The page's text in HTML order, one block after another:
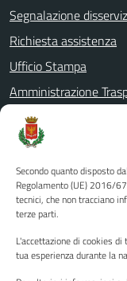
Secondo quanto disposto
Regolamento (UE) 2016/
tecnici, che non tracciano
terze parti.
L'accettazione di cookies
tua esperienza durante la
Segnalazione
Richiesta assistenza
Ufficio Stampa
Amministrazione
Albo pretorio
Informativa privacy
Note legali
Dichiarazione di
Piano di